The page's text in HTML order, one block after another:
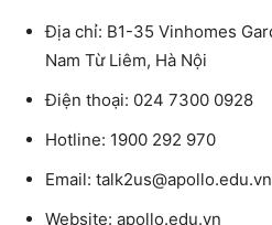
Địa chỉ: B1-35 Vinhomes
Nam Từ Liêm, Hà Nội
Điện thoại: 024 7300 0928
Hotline: 1900 292 970
Email: talk2us@apollo.edu.vn
Website: apollo.edu.vn